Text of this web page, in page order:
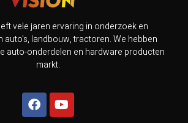
vele jaren ervaring in onderzoek en
auto's, landbouw, tractoren. We hebben
auto-onderdelen en hardware producten
markt.